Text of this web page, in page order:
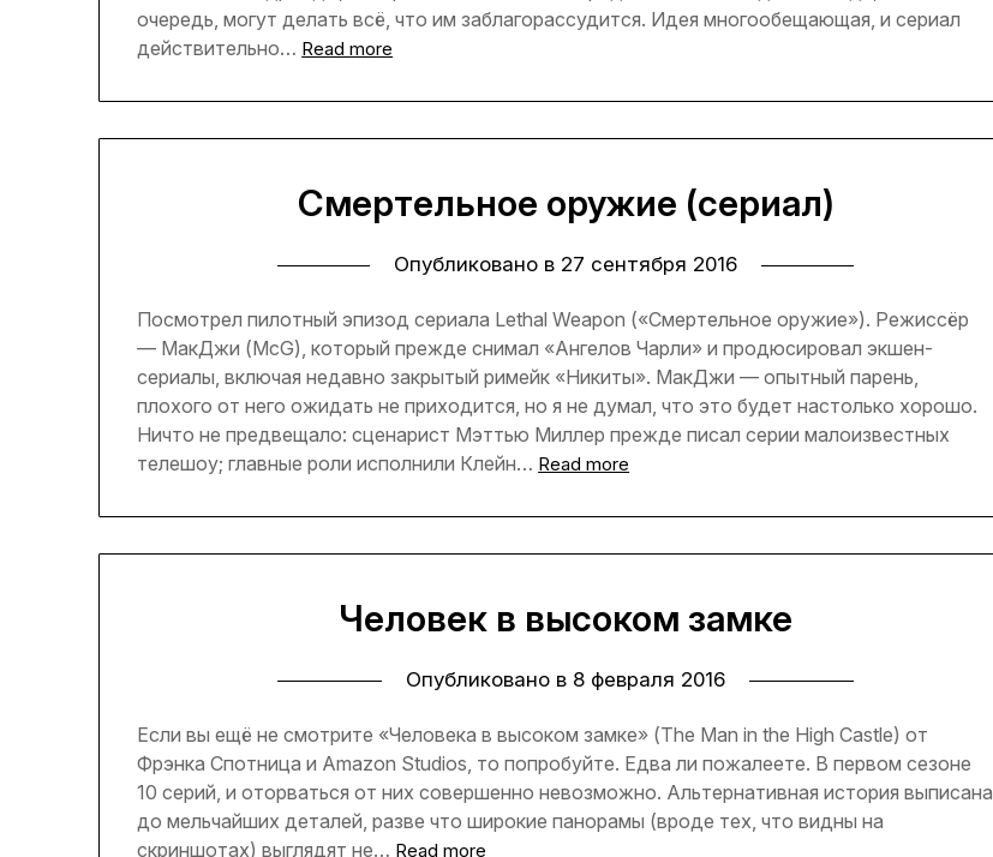
очередь, могут делать всё, что им заблагорассудится. Идея многообещающая, и сериал
действительно… Read more
Смертельное оружие (сериал)
Опубликовано в 27 сентября 2016
Посмотрел пилотный эпизод сериала Lethal Weapon («Смертельное оружие»). Режиссёр
— МакДжи (McG), который прежде снимал «Ангелов Чарли» и продюсировал экшен-
сериалы, включая недавно закрытый римейк «Никиты». МакДжи — опытный парень,
плохого от него ожидать не приходится, но я не думал, что это будет настолько хорошо.
Ничто не предвещало: сценарист Мэттью Миллер прежде писал серии малоизвестных
телешоу; главные роли исполнили Клейн… Read more
Человек в высоком замке
Опубликовано в 8 февраля 2016
Если вы ещё не смотрите «Человека в высоком замке» (The Man in the High Castle) от
Фрэнка Спотница и Amazon Studios, то попробуйте. Едва ли пожалеете. В первом сезоне
10 серий, и оторваться от них совершенно невозможно. Альтернативная история выписана
до мельчайших деталей, разве что широкие панорамы (вроде тех, что видны на
скриншотах) выглядят не… Read more